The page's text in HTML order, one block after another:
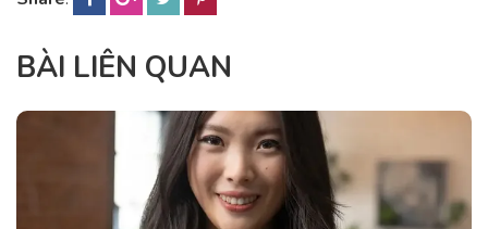
BÀI LIÊN QUAN